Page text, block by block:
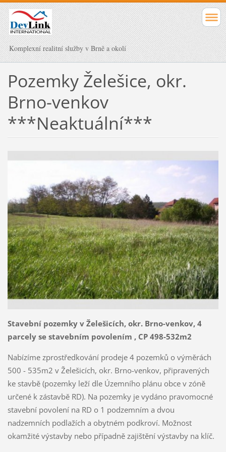
Komplexní realitní služby v Brně a okolí
Pozemky Želešice, okr.
Brno-venkov
***Neaktuální***
Stavební pozemky v Želešicích, okr. Brno-venkov, 4
parcely se stavebním povolením , CP 498-532m2
Nabízíme zprostředkování prodeje 4 pozemků o výměrách
500 - 535m2 v Želešicích, okr. Brno-venkov, připravených
ke stavbě (pozemky leží dle Územního plánu obce v zóně
určené k zástavbě RD). Na pozemky je vydáno pravomocné
stavební povolení na RD o 1 podzemním a dvou
nadzemních podlažích a obytném podkroví. Možnost
okamžité výstavby nebo případně zajištění výstavby na klíč.